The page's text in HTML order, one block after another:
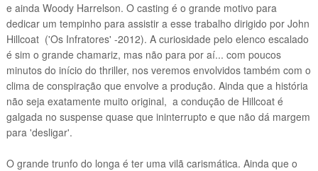
e ainda Woody Harrelson. O casting é o grande motivo para
dedicar um tempinho para assistir a esse trabalho dirigido por John
Hillcoat ('Os Infratores' -2012). A curiosidade pelo elenco escalado
é sim o grande chamariz, mas não para por aí... com poucos
minutos do início do thriller, nos veremos envolvidos também com o
clima de conspiração que envolve a produção. Ainda que a história
não seja exatamente muito original, a condução de Hillcoat é
galgada no suspense quase que ininterrupto e que não dá margem
para 'desligar'.
O grande trunfo do longa é ter uma vilã carismática. Ainda que o